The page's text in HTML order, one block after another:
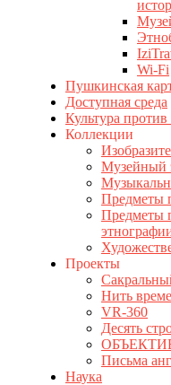
Wi-Fi
Пушкинская
Доступная среда
Культура против
Коллекции
Музейный
Предметы
Предметы
Проекты
Нить
VR-360
Десять
Письма
Наука